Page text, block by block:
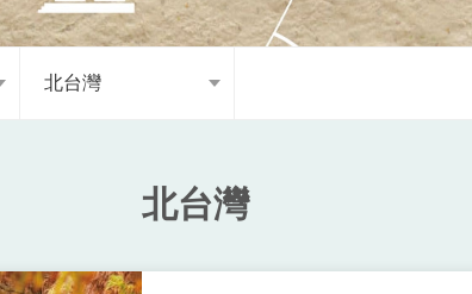
北台灣
北台灣